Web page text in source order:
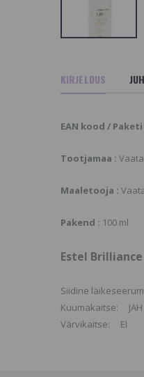
KIRJELDUS
EAN kood /
Tootjamaa :
Maaletooja :
Pakend : 100 ml
Estel
Siidine
Kuumakaitse: JAH
Värvikaitse: EI
VÄLJAS
SARNASEID
Otium Color Life
Šampoon
VÄLJAS
SARNASEID